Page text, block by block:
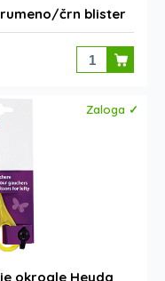
rumeno/črn blister
Zaloga ✓
okrogle Heyda